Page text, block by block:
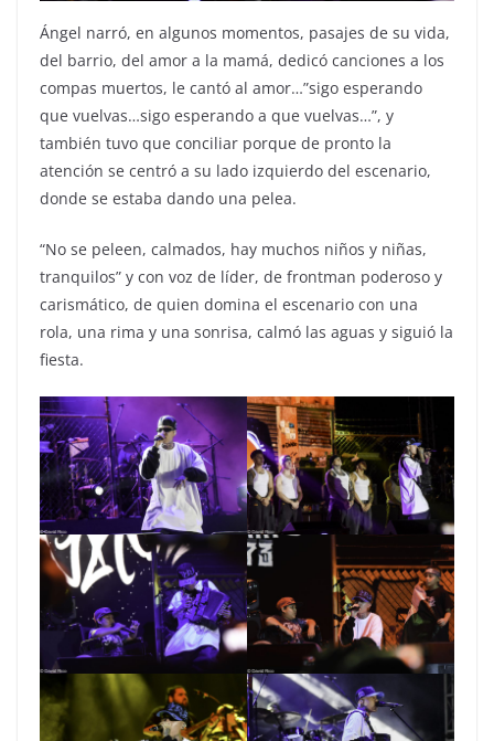
Ángel narró, en algunos momentos, pasajes de su vida,
del barrio, del amor a la mamá, dedicó canciones a los
compas muertos, le cantó al amor…”sigo esperando
que vuelvas…sigo esperando a que vuelvas…”, y
también tuvo que conciliar porque de pronto la
atención se centró a su lado izquierdo del escenario,
donde se estaba dando una pelea.
“No se peleen, calmados, hay muchos niños y niñas,
tranquilos” y con voz de líder, de frontman poderoso y
carismático, de quien domina el escenario con una
rola, una rima y una sonrisa, calmó las aguas y siguió la
fiesta.